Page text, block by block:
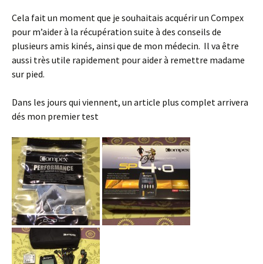
Cela fait un moment que je souhaitais acquérir un Compex
pour m’aider à la récupération suite à des conseils de
plusieurs amis kinés, ainsi que de mon médecin. Il va être
aussi très utile rapidement pour aider à remettre madame
sur pied.
Dans les jours qui viennent, un article plus complet arrivera
dés mon premier test